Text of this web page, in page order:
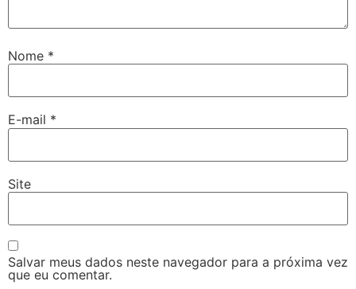
Nome *
E-mail *
Site
Salvar meus dados neste navegador para a próxima vez
que eu comentar.